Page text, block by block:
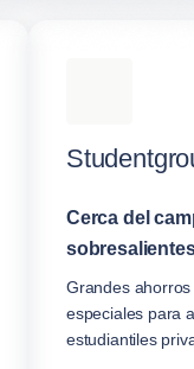
Cerca del
Grandes
especiales para
estudiantiles